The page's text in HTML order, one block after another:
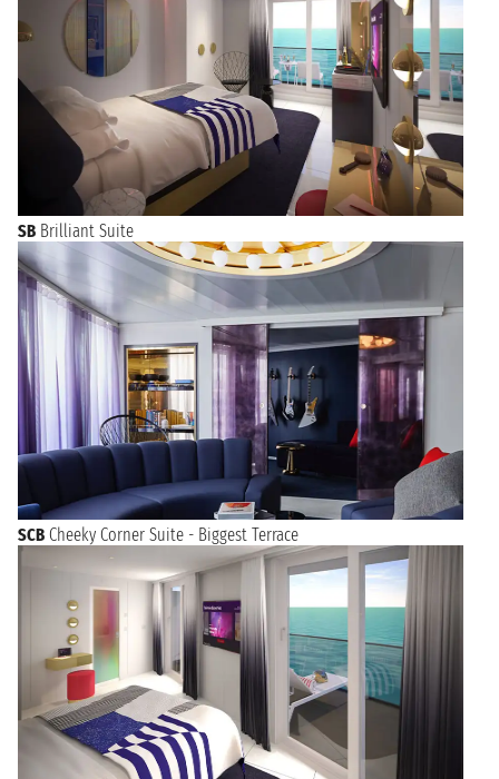
SB Brilliant Suite
SCB Cheeky Corner Suite - Biggest Terrace